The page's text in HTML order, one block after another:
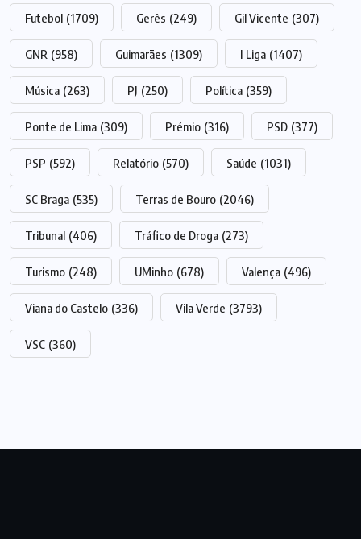
Futebol (1709) Gerês (249) Gil Vicente (307)
GNR (958) Guimarães (1309) I Liga (1407)
Música (263) PJ (250) Política (359)
Ponte de Lima (309) Prémio (316) PSD (377)
PSP (592) Relatório (570) Saúde (1031)
SC Braga (535) Terras de Bouro (2046)
Tribunal (406) Tráfico de Droga (273)
Turismo (248) UMinho (678) Valença (496)
Viana do Castelo (336) Vila Verde (3793)
VSC (360)